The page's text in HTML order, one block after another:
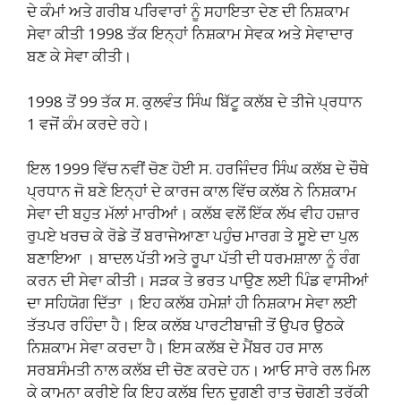
ਦੇ ਕੰਮਾਂ ਅਤੇ ਗਰੀਬ ਪਰਿਵਾਰਾਂ ਨੂੰ ਸਹਾਇਤਾ ਦੇਣ ਦੀ ਨਿਸ਼ਕਾਮ
ਸੇਵਾ ਕੀਤੀ 1998 ਤੱਕ ਇਨ੍ਹਾਂ ਨਿਸ਼ਕਾਮ ਸੇਵਕ ਅਤੇ ਸੇਵਾਦਾਰ
ਬਣ ਕੇ ਸੇਵਾ ਕੀਤੀ।
1998 ਤੋਂ 99 ਤੱਕ ਸ. ਕੁਲਵੰਤ ਸਿੰਘ ਬਿੱਟੂ ਕਲੱਬ ਦੇ ਤੀਜੇ ਪ੍ਰਧਾਨ
1 ਵਜੋਂ ਕੰਮ ਕਰਦੇ ਰਹੇ।
ਇਲ 1999 ਵਿੱਚ ਨਵੀਂ ਚੋਣ ਹੋਈ ਸ. ਹਰਜਿੰਦਰ ਸਿੰਘ ਕਲੱਬ ਦੇ ਚੌਥੇ
ਪ੍ਰਧਾਨ ਜੋ ਬਣੇ ਇਨ੍ਹਾਂ ਦੇ ਕਾਰਜ ਕਾਲ ਵਿੱਚ ਕਲੱਬ ਨੇ ਨਿਸ਼ਕਾਮ
ਸੇਵਾ ਦੀ ਬਹੁਤ ਮੱਲਾਂ ਮਾਰੀਆਂ। ਕਲੱਬ ਵਲੋਂ ਇੱਕ ਲੱਖ ਵੀਹ ਹਜ਼ਾਰ
ਰੁਪਏ ਖਰਚ ਕੇ ਰੋਡੇ ਤੋਂ ਬਰਾਜੇਆਣਾ ਪਹੁੰਚ ਮਾਰਗ ਤੇ ਸੂਏ ਦਾ ਪੁਲ
ਬਣਾਇਆ । ਬਾਦਲ ਪੱਤੀ ਅਤੇ ਰੂਪਾ ਪੱਤੀ ਦੀ ਧਰਮਸ਼ਾਲਾ ਨੂੰ ਰੰਗ
ਕਰਨ ਦੀ ਸੇਵਾ ਕੀਤੀ। ਸੜਕ ਤੇ ਭਰਤ ਪਾਉਣ ਲਈ ਪਿੰਡ ਵਾਸੀਆਂ
ਦਾ ਸਹਿਯੋਗ ਦਿੱਤਾ । ਇਹ ਕਲੱਬ ਹਮੇਸ਼ਾਂ ਹੀ ਨਿਸ਼ਕਾਮ ਸੇਵਾ ਲਈ
ਤੱਤਪਰ ਰਹਿੰਦਾ ਹੈ। ਇਕ ਕਲੱਬ ਪਾਰਟੀਬਾਜ਼ੀ ਤੋਂ ਉਪਰ ਉਠਕੇ
ਨਿਸ਼ਕਾਮ ਸੇਵਾ ਕਰਦਾ ਹੈ। ਇਸ ਕਲੱਬ ਦੇ ਮੈਂਬਰ ਹਰ ਸਾਲ
ਸਰਬਸੰਮਤੀ ਨਾਲ ਕਲੱਬ ਦੀ ਚੋਣ ਕਰਦੇ ਹਨ। ਆਓ ਸਾਰੇ ਰਲ ਮਿਲ
ਕੇ ਕਾਮਨਾ ਕਰੀਏ ਕਿ ਇਹ ਕਲੱਬ ਦਿਨ ਦੁਗਣੀ ਰਾਤ ਚੋਗਣੀ ਤਰੱਕੀ